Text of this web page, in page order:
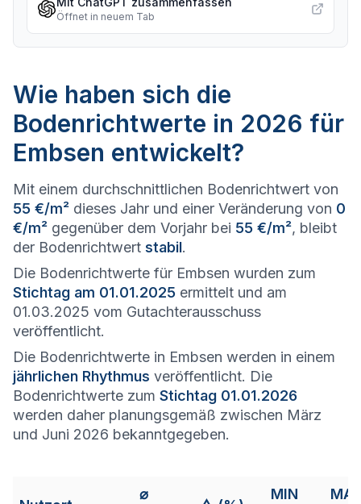
Öffnet in neuem Tab
Wie haben sich die
Bodenrichtwerte in 2026 für
Embsen entwickelt?
Mit einem durchschnittlichen Bodenrichtwert von
55 €/m² dieses Jahr und einer Veränderung von 0
€/m² gegenüber dem Vorjahr bei 55 €/m², bleibt
der Bodenrichtwert stabil.
Die Bodenrichtwerte für Embsen wurden zum
Stichtag am 01.01.2025 ermittelt und am
01.03.2025 vom Gutachterausschuss
veröffentlicht.
Die Bodenrichtwerte in Embsen werden in einem
jährlichen Rhythmus veröffentlicht. Die
Bodenrichtwerte zum Stichtag 01.01.2026
werden daher planungsgemäß zwischen März
und Juni 2026 bekanntgegeben.
⌀ MIN